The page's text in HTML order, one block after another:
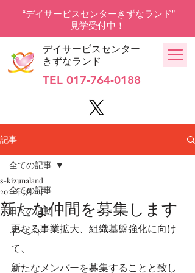
デイサービスセンター
きずなランド
TEL 017-764-0188
“デイサービスセンターきずなランド”
見学受付中！
記事
全ての記事
日々の活動
イベント
全ての記事
新たな仲間を募集します
s-kizunaland
2022年5月26日
更なる事業拡大、組織基盤強化に向け
て、
新たなメンバーを募集することと致し